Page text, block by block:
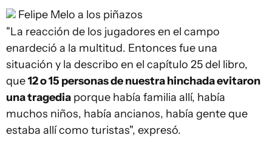
Felipe Melo a los piñazos
"La reacción de los jugadores en el campo
enardeció a la multitud. Entonces fue una
situación y la describo en el capítulo 25 del libro,
que12 o 15 personas de nuestra hinchada evitaron
una tragedia porque había familia allí, había
muchos niños, había ancianos, había gente que
estaba allí como turistas", expresó.